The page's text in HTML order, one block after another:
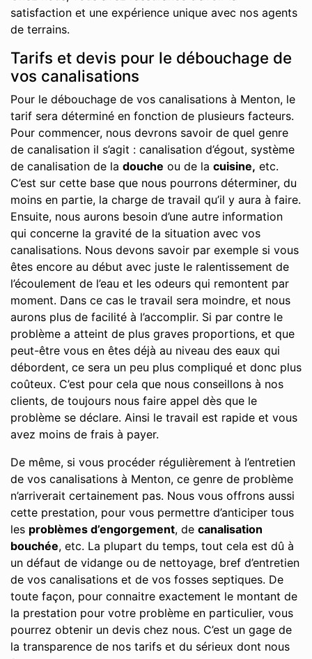
satisfaction et une expérience unique avec nos agents
de terrains.
Tarifs et devis pour le débouchage de
vos canalisations
Pour le débouchage de vos canalisations à Menton, le
tarif sera déterminé en fonction de plusieurs facteurs.
Pour commencer, nous devrons savoir de quel genre
de canalisation il s’agit : canalisation d’égout, système
de canalisation de la douche ou de la cuisine, etc.
C’est sur cette base que nous pourrons déterminer, du
moins en partie, la charge de travail qu’il y aura à faire.
Ensuite, nous aurons besoin d’une autre information
qui concerne la gravité de la situation avec vos
canalisations. Nous devons savoir par exemple si vous
êtes encore au début avec juste le ralentissement de
l’écoulement de l’eau et les odeurs qui remontent par
moment. Dans ce cas le travail sera moindre, et nous
aurons plus de facilité à l’accomplir. Si par contre le
problème a atteint de plus graves proportions, et que
peut-être vous en êtes déjà au niveau des eaux qui
débordent, ce sera un peu plus compliqué et donc plus
coûteux. C’est pour cela que nous conseillons à nos
clients, de toujours nous faire appel dès que le
problème se déclare. Ainsi le travail est rapide et vous
avez moins de frais à payer.
De même, si vous procéder régulièrement à l’entretien
de vos canalisations à Menton, ce genre de problème
n’arriverait certainement pas. Nous vous offrons aussi
cette prestation, pour vous permettre d’anticiper tous
les problèmes d’engorgement, de canalisation
bouchée, etc. La plupart du temps, tout cela est dû à
un défaut de vidange ou de nettoyage, bref d’entretien
de vos canalisations et de vos fosses septiques. De
toute façon, pour connaitre exactement le montant de
la prestation pour votre problème en particulier, vous
pourrez obtenir un devis chez nous. C’est un gage de
la transparence de nos tarifs et du sérieux dont nous